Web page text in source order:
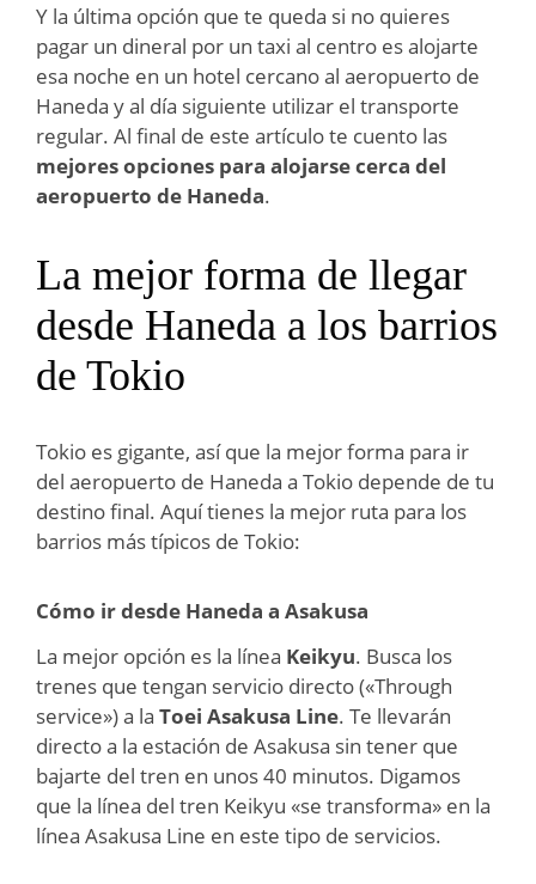
Y la última opción que te queda si no quieres
pagar un dineral por un taxi al centro es alojarte
esa noche en un hotel cercano al aeropuerto de
Haneda y al día siguiente utilizar el transporte
regular. Al final de este artículo te cuento las
mejores opciones para alojarse cerca del
aeropuerto de Haneda.
La mejor forma de llegar
desde Haneda a los barrios
de Tokio
Tokio es gigante, así que la mejor forma para ir
del aeropuerto de Haneda a Tokio depende de tu
destino final. Aquí tienes la mejor ruta para los
barrios más típicos de Tokio:
Cómo ir desde Haneda a Asakusa
La mejor opción es la línea Keikyu. Busca los
trenes que tengan servicio directo («Through
service») a la Toei Asakusa Line. Te llevarán
directo a la estación de Asakusa sin tener que
bajarte del tren en unos 40 minutos. Digamos
que la línea del tren Keikyu «se transforma» en la
línea Asakusa Line en este tipo de servicios.